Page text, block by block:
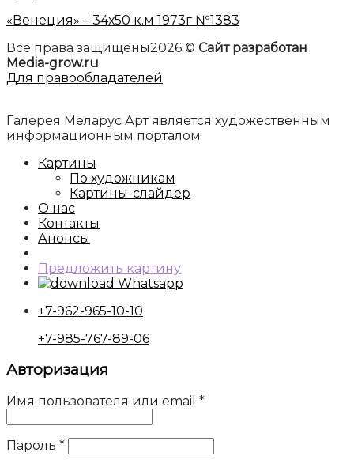
«Венеция» – 34х50 к.м 1973г №1383
Все права защищены2026 © Сайт разработан
Media-grow.ru
Для правообладателей
Галерея Меларус Арт является художественным
информационным порталом
Картины
По художникам
Картины-слайдер
О нас
Контакты
Анонсы
Предложить картину
Whatsapp
+7-962-965-10-10
+7-985-767-89-06
Авторизация
Имя пользователя или email *
Пароль *